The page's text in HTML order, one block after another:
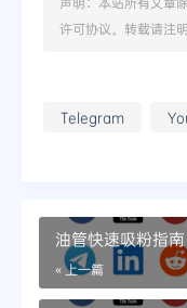
许可协议。转载请注
Telegram
油管快速吸粉指
« 上一篇